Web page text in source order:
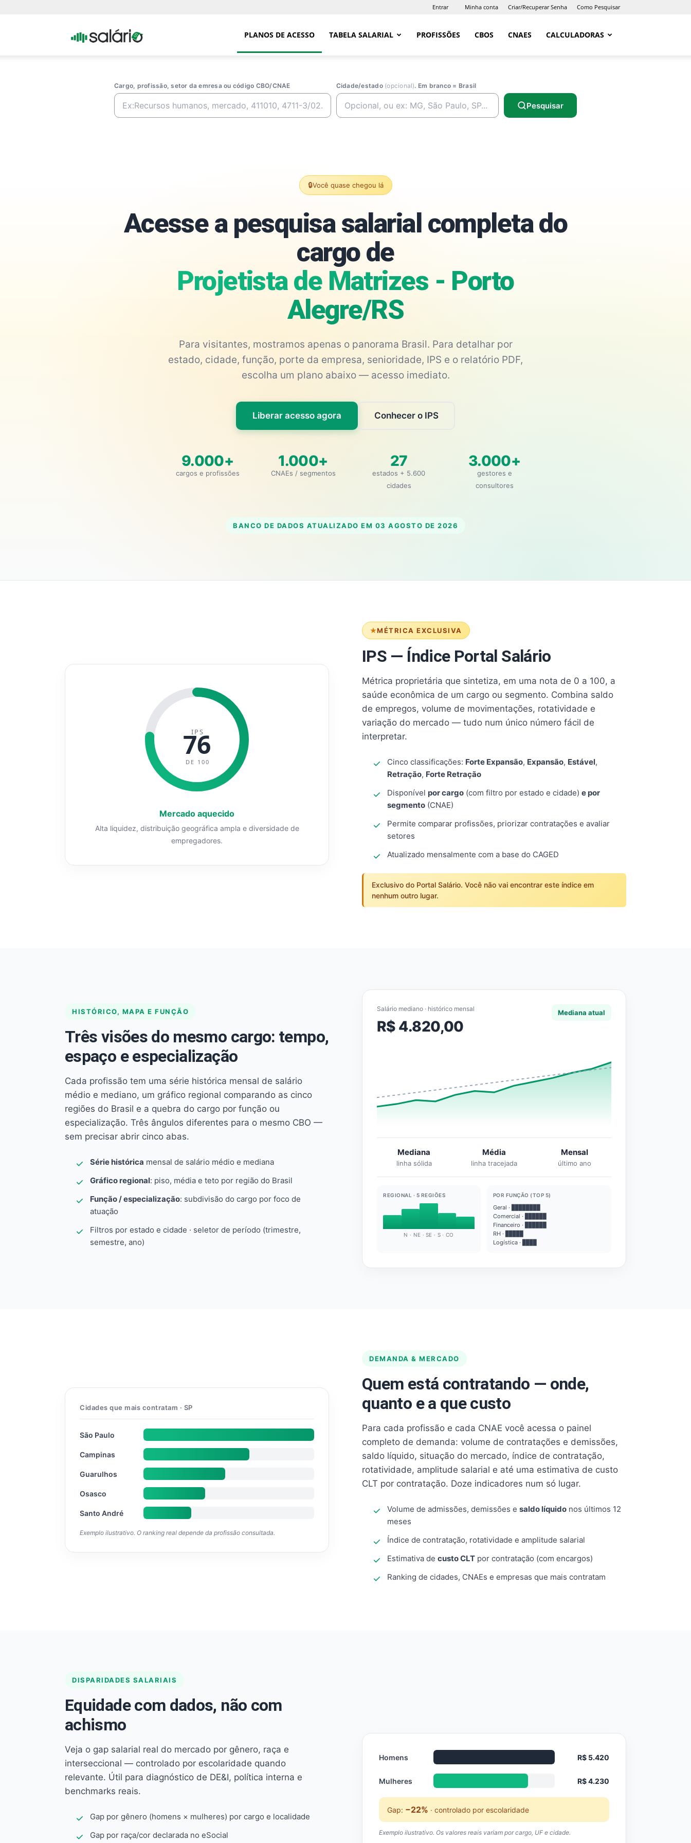
Entrar Minha conta Criar/Recuperar Senha Como Pesquisar
Portal PLANOS DE ACESSO TABELA SALARIAL PROFISSÕES CBOS CNAES CALCULADORAS
Cargo, profissão, setor da emresa ou código CBO/CNAE Cidade/estado (opcional). Em branco = Brasil
Pesquisar
🔒Você quase chegou lá
Acesse a pesquisa salarial completa do
cargo de
Projetista de Matrizes - Porto
Alegre/RS
Para visitantes, mostramos apenas o panorama Brasil. Para detalhar por
estado, cidade, função, porte da empresa, senioridade, IPS e o relatório PDF,
escolha um plano abaixo — acesso imediato.
Liberar acesso agora Conhecer o IPS
9.000+
cargos e profissões
1.000+
CNAEs / segmentos
27
estados + 5.600
cidades
3.000+
gestores e
consultores
BANCO DE DADOS ATUALIZADO EM 03 AGOSTO DE 2026
MÉTRICA EXCLUSIVA
IPS — Índice Portal Salário
Métrica proprietária que sintetiza, em uma nota de 0 a 100, a
saúde econômica de um cargo ou segmento. Combina saldo
de empregos, volume de movimentações, rotatividade e
variação do mercado — tudo num único número fácil de
interpretar.
Cinco classificações: Forte Expansão, Expansão, Estável,
Retração, Forte Retração
Disponível por cargo (com filtro por estado e cidade) e por
segmento (CNAE)
Permite comparar profissões, priorizar contratações e avaliar
setores
Atualizado mensalmente com a base do CAGED
Exclusivo do Portal Salário. Você não vai encontrar este índice em
nenhum outro lugar.
IPS
76
DE 100
Mercado aquecido
Alta liquidez, distribuição geográfica ampla e diversidade de
empregadores.
HISTÓRICO, MAPA E FUNÇÃO
Três visões do mesmo cargo: tempo,
espaço e especialização
Cada profissão tem uma série histórica mensal de salário
médio e mediano, um gráfico regional comparando as cinco
regiões do Brasil e a quebra do cargo por função ou
especialização. Três ângulos diferentes para o mesmo CBO —
sem precisar abrir cinco abas.
Série histórica mensal de salário médio e mediana
Gráfico regional: piso, média e teto por região do Brasil
Função / especialização: subdivisão do cargo por foco de
atuação
Filtros por estado e cidade · seletor de período (trimestre,
semestre, ano)
Salário mediano · histórico mensal
R$ 4.820,00
Mediana atual
Mediana
linha sólida
Média
linha tracejada
Mensal
último ano
REGIONAL · 5 REGIÕES
N · NE · SE · S · CO
POR FUNÇÃO (TOP 5)
Geral · ████████
Comercial · ██████
Financeiro · ██████
RH · █████
Logística · ████
DEMANDA & MERCADO
Quem está contratando — onde,
quanto e a que custo
Para cada profissão e cada CNAE você acessa o painel
completo de demanda: volume de contratações e demissões,
saldo líquido, situação do mercado, índice de contratação,
rotatividade, amplitude salarial e até uma estimativa de custo
CLT por contratação. Doze indicadores num só lugar.
Volume de admissões, demissões e saldo líquido nos últimos 12
meses
Índice de contratação, rotatividade e amplitude salarial
Estimativa de custo CLT por contratação (com encargos)
Ranking de cidades, CNAEs e empresas que mais contratam
Cidades que mais contratam · SP
São Paulo
Campinas
Guarulhos
Osasco
Santo André
Exemplo ilustrativo. O ranking real depende da profissão consultada.
DISPARIDADES SALARIAIS
Equidade com dados, não com
achismo
Veja o gap salarial real do mercado por gênero, raça e
interseccional — controlado por escolaridade quando
relevante. Útil para diagnóstico de DE&I, política interna e
benchmarks reais.
Gap por gênero (homens × mulheres) por cargo e localidade
Gap por raça/cor declarada no eSocial
Homens R$ 5.420
Mulheres R$ 4.230
Gap: −22% · controlado por escolaridade
Exemplo ilustrativo. Os valores reais variam por cargo, UF e cidade.